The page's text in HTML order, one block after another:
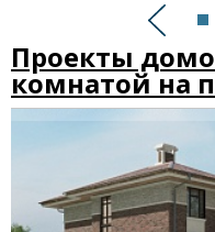
Проекты
комнатой на